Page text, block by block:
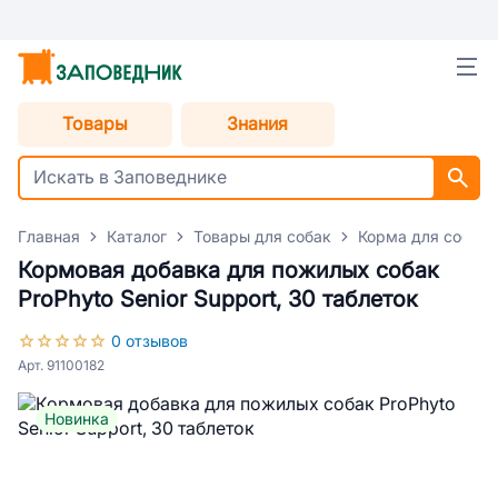
Товары Знания
Главная Каталог Товары для собак Корма для собак
Кормовая добавка для пожилых собак
ProPhyto Senior Support, 30 таблеток
0 отзывов
Арт. 91100182
Новинка